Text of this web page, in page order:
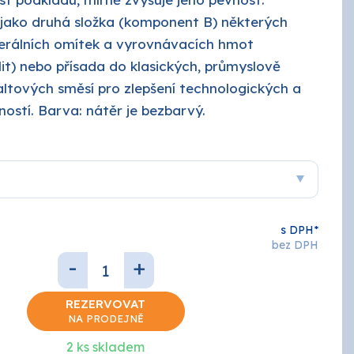
Keramické obklady
Podlahy
Brusivo
Tmely a plniče
AUTOLAK - Škoda / VW
Základové
NÁŘADÍ
ANZA
druhá složka (komponent B) některých
omítek a vyrovnávacích hmot
nebo přísada do klasických, průmyslově
směsí pro zlepšení technologických a
Barva: nátěr je bezbarvý.
s DPH*
bez DPH
- +
REZERVOVAT
NA PRODEJNĚ
2 ks skladem